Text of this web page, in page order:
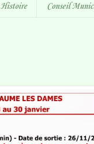
Histoire Conseil